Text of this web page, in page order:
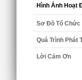
Hình Ảnh Hoạt
Sơ Đồ Tổ Chức
Quá Trình Phát
Lời Cảm Ơn